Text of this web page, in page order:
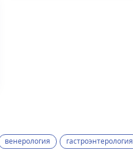
венерология гастроэнтерология